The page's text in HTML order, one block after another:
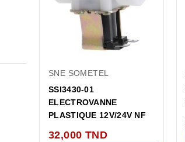
SNE SOMETEL
SSI3430-01
ELECTROVANNE
PLASTIQUE 12V/24V NF
32,000 TND